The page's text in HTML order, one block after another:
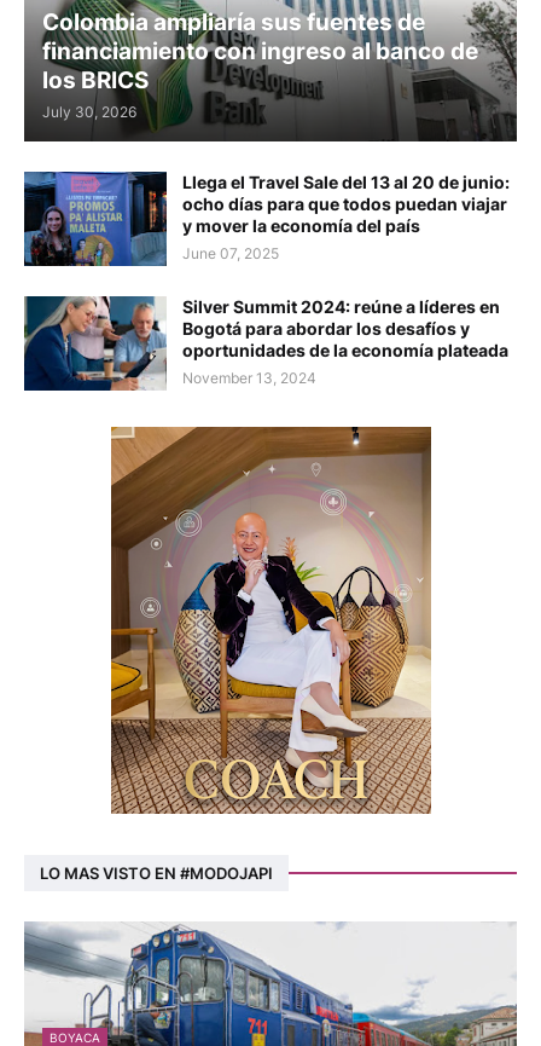
Colombia ampliaría sus fuentes de
financiamiento con ingreso al banco de
los BRICS
July 30, 2026
Llega el Travel Sale del 13 al 20 de junio:
ocho días para que todos puedan viajar
y mover la economía del país
June 07, 2025
Silver Summit 2024: reúne a líderes en
Bogotá para abordar los desafíos y
oportunidades de la economía plateada
November 13, 2024
LO MAS VISTO EN #MODOJAPI
BOYACA